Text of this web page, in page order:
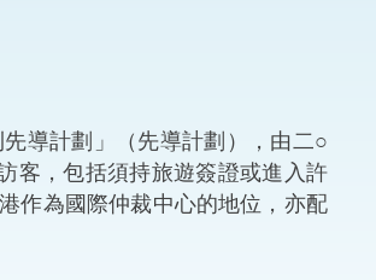
法律
維護
導計劃」（先導計劃），由二○
客，包括須持旅遊簽證或進入許
作為國際仲裁中心的地位，亦配